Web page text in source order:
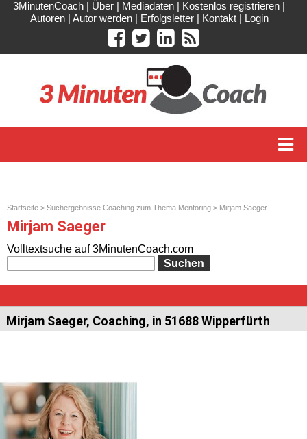
3MinutenCoach | Über | Mediadaten | Kostenlos registrieren |
Autoren| Autor werden| Erfolgsletter| Kontakt| Login
Startseite > Suchergebnisse Coaching zum Thema Mentoring > Mirjam Saeger
Mirjam Saeger
Volltextsuche auf 3MinutenCoach.com
Mirjam Saeger, Coaching, in 51688 Wipperfürth